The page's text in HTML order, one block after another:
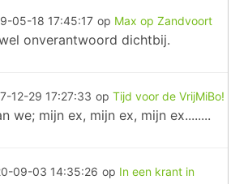
05-18 17:45:17 op Max op Zandvoort
onverantwoord dichtbij.
12-29 17:27:33 op Tijd voor de VrijMiBo!
we; mijn ex, mijn ex, mijn ex........
09-03 14:35:26 op In een krant in